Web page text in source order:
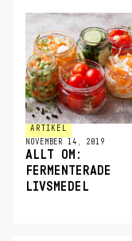
ARTIKEL
NOVEMBER 14, 2019
ALLT OM:
FERMENTERADE
LIVSMEDEL